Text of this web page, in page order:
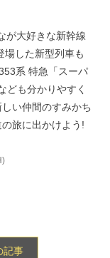
が大好きな新幹線
場した新型列車も
系 特急「スーパ
ども分かりやすく
い仲間のすみかち
旅に出かけよう!
記事